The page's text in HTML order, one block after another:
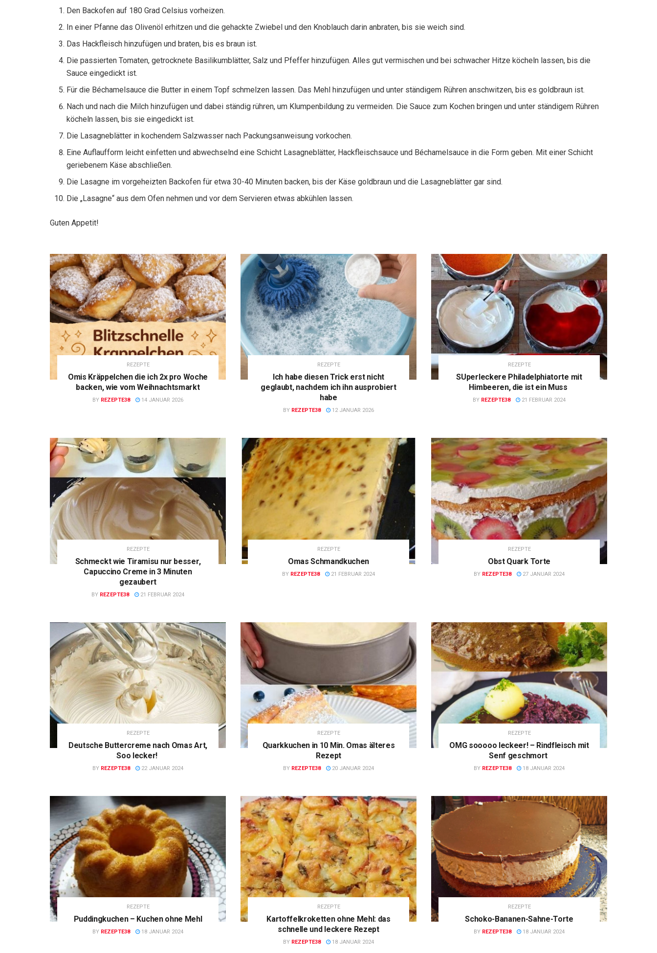
Den Backofen auf 180 Grad Celsius vorheizen.
In einer Pfanne das Olivenöl erhitzen und die gehackte Zwiebel und den Knoblauch darin anbraten, bis sie weich sind.
Das Hackfleisch hinzufügen und braten, bis es braun ist.
Die passierten Tomaten, getrocknete Basilikumblätter, Salz und Pfeffer hinzufügen. Alles gut vermischen und bei schwacher Hitze köcheln lassen, bis die
Sauce eingedickt ist.
Für die Béchamelsauce die Butter in einem Topf schmelzen lassen. Das Mehl hinzufügen und unter ständigem Rühren anschwitzen, bis es goldbraun ist.
Nach und nach die Milch hinzufügen und dabei ständig rühren, um Klumpenbildung zu vermeiden. Die Sauce zum Kochen bringen und unter ständigem Rühren
köcheln lassen, bis sie eingedickt ist.
Die Lasagneblätter in kochendem Salzwasser nach Packungsanweisung vorkochen.
Eine Auflaufform leicht einfetten und abwechselnd eine Schicht Lasagneblätter, Hackfleischsauce und Béchamelsauce in die Form geben. Mit einer Schicht
geriebenem Käse abschließen.
Die Lasagne im vorgeheizten Backofen für etwa 30-40 Minuten backen, bis der Käse goldbraun und die Lasagneblätter gar sind.
Die „Lasagne“ aus dem Ofen nehmen und vor dem Servieren etwas abkühlen lassen.
Guten Appetit!
REZEPTE
Omis Kräppelchen die ich 2x pro Woche
backen, wie vom Weihnachtsmarkt
BY REZEPTE38 14 JANUAR 2026
REZEPTE
Ich habe diesen Trick erst nicht
geglaubt, nachdem ich ihn ausprobiert
habe
BY REZEPTE38 12 JANUAR 2026
REZEPTE
SUperleckere Philadelphiatorte mit
Himbeeren, die ist ein Muss
BY REZEPTE38 21 FEBRUAR 2024
REZEPTE
Schmeckt wie Tiramisu nur besser,
Capuccino Creme in 3 Minuten
gezaubert
BY REZEPTE38 21 FEBRUAR 2024
REZEPTE
Omas Schmandkuchen
BY REZEPTE38 21 FEBRUAR 2024
REZEPTE
Obst Quark Torte
BY REZEPTE38 27 JANUAR 2024
REZEPTE
Deutsche Buttercreme nach Omas Art,
Soo lecker!
BY REZEPTE38 22 JANUAR 2024
REZEPTE
Quarkkuchen in 10 Min. Omas älteres
Rezept
BY REZEPTE38 20 JANUAR 2024
REZEPTE
OMG sooooo leckeer! – Rindfleisch mit
Senf geschmort
BY REZEPTE38 18 JANUAR 2024
REZEPTE
Puddingkuchen – Kuchen ohne Mehl
BY REZEPTE38 18 JANUAR 2024
REZEPTE
Kartoffelkroketten ohne Mehl: das
schnelle und leckere Rezept
BY REZEPTE38 18 JANUAR 2024
REZEPTE
Schoko-Bananen-Sahne-Torte
BY REZEPTE38 18 JANUAR 2024